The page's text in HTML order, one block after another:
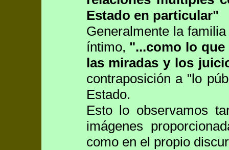
Estado en particular"
Generalmente la
íntimo, "...como lo que
las miradas y los
contraposición a "lo
Estado.
Esto lo observamos
imágenes
como en el propio